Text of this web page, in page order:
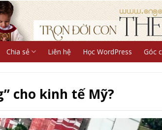
Chia sẻ Liên hệ Học WordPress Góc
cho kinh tế Mỹ?